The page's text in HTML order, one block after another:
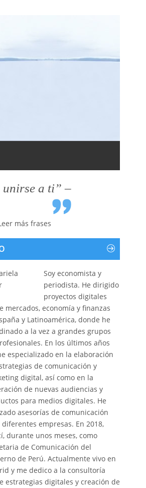
unirse a ti” –
más frases
Soy economista y
periodista. He dirigido
proyectos digitales
mercados, economía y finanzas
y Latinoamérica, donde he
a la vez a grandes grupos
En los últimos años
especializado en la elaboración
de comunicación y
digital, así como en la
de nuevas audiencias y
para medios digitales. He
asesorías de comunicación
diferentes empresas. En 2018,
durante unos meses, como
de Comunicación del
de Perú. Actualmente vivo en
y me dedico a la consultoría
estrategias digitales y creación de